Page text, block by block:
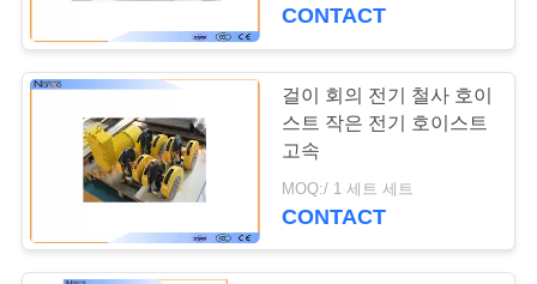
PRIVACY
POLICY
CONTACT
걸이 회의 전기 철사 호이
스트 작은 전기 호이스트
고속
MOQ:/ 1 세트 세트
CONTACT